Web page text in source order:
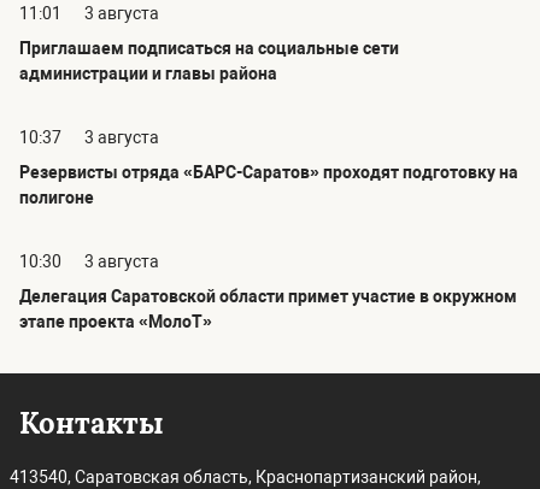
11:01
3 августа
Приглашаем подписаться на социальные сети
администрации и главы района
10:37
3 августа
Резервисты отряда «БАРС-Саратов» проходят подготовку на
полигоне
10:30
3 августа
Делегация Саратовской области примет участие в окружном
этапе проекта «МолоТ»
Контакты
413540, Саратовская область, Краснопартизанский район,